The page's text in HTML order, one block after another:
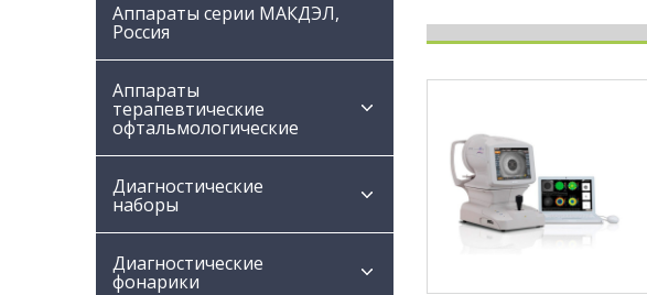
Аппараты серии МАКДЭЛ,
Россия
Аппараты
терапевтические
офтальмологические
Диагностические
наборы
Диагностические
фонарики